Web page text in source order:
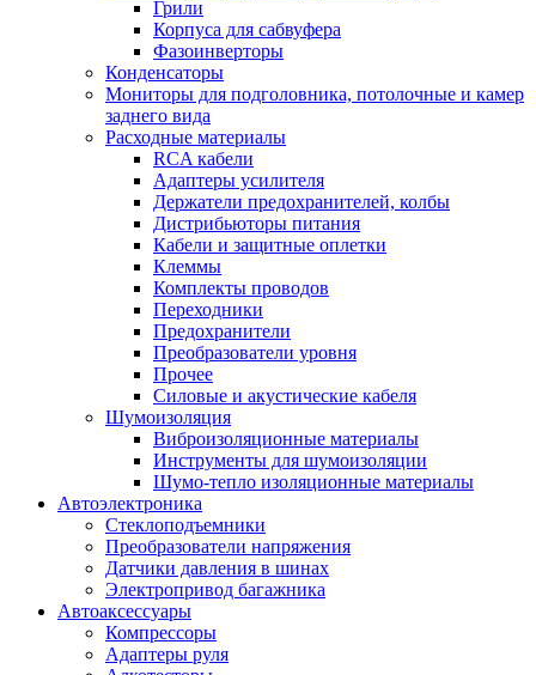
Грили
Корпуса для сабвуфера
Фазоинверторы
Конденсаторы
Мониторы для подголовника, потолочные и камер
заднего вида
Расходные материалы
RCA кабели
Адаптеры усилителя
Держатели предохранителей, колбы
Дистрибьюторы питания
Кабели и защитные оплетки
Клеммы
Комплекты проводов
Переходники
Предохранители
Преобразователи уровня
Прочее
Силовые и акустические кабеля
Шумоизоляция
Виброизоляционные материалы
Инструменты для шумоизоляции
Шумо-тепло изоляционные материалы
Автоэлектроника
Стеклоподъемники
Преобразователи напряжения
Датчики давления в шинах
Электропривод багажника
Автоаксессуары
Компрессоры
Адаптеры руля